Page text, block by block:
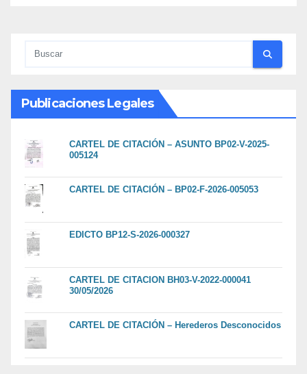
Publicaciones Legales
CARTEL DE CITACIÓN – ASUNTO BP02-V-2025-
005124
CARTEL DE CITACIÓN – BP02-F-2026-005053
EDICTO BP12-S-2026-000327
CARTEL DE CITACION BH03-V-2022-000041
30/05/2026
CARTEL DE CITACIÓN – Herederos Desconocidos